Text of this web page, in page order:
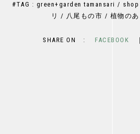
#TAG : green+garden tamansari /
リ / 八尾もの市 / 植物の
SHARE ON : FACEBOOK